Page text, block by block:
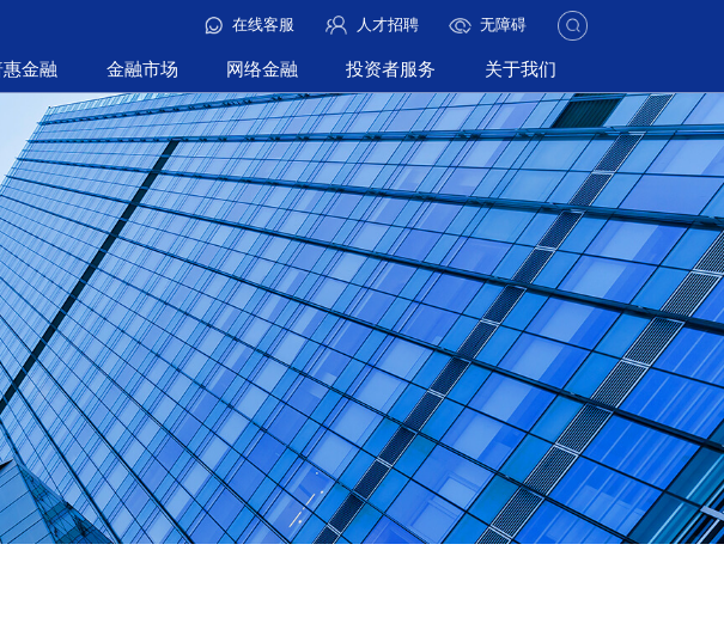
无障碍
人才招聘
在线客服
金融 金融市场 网络金融 投资者服务 关于我们